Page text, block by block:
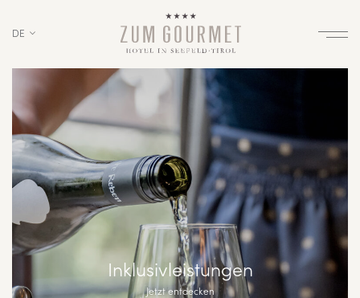
DE
Inklusivleistungen
Jetzt entdecken